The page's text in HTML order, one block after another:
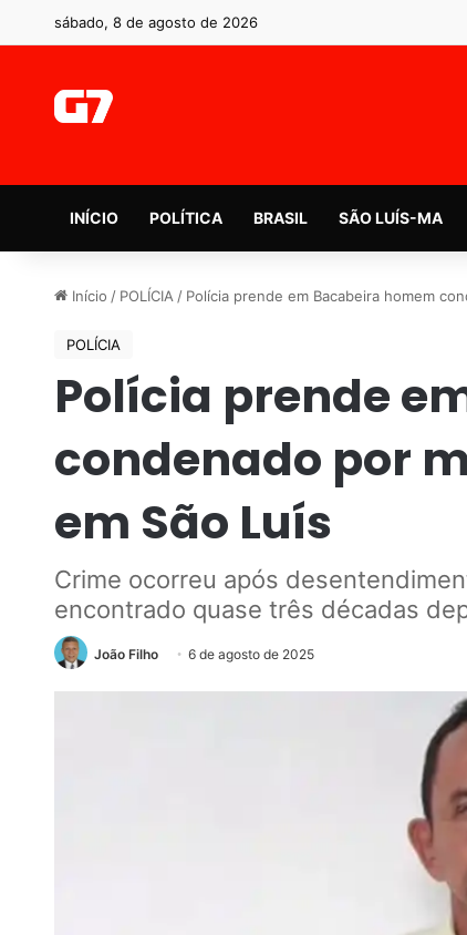
sábado, 8 de agosto de 2026
INÍCIO POLÍTICA BRASIL SÃO LUÍS-MA
Início / POLÍCIA / Polícia prende em Bacabeira homem
POLÍCIA
Polícia prende
condenado por
em São Luís
Crime ocorreu após
encontrado quase três décadas
João Filho 6 de agosto de 2025